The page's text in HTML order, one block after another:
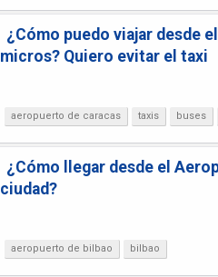
¿Cómo puedo viajar desde
micros? Quiero evitar el taxi
aeropuerto de caracas taxis buses
¿Cómo llegar desde el
ciudad?
aeropuerto de bilbao bilbao